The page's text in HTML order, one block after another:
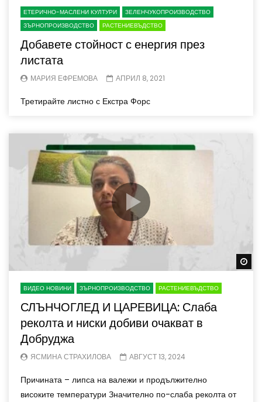
ЕТЕРИЧНО-МАСЛЕНИ КУЛТУРИ
ЗЕЛЕНЧУКОПРОИЗВОДСТВО
ЗЪРНОПРОИЗВОДСТВО
РАСТЕНИЕВЪДСТВО
Добавете стойност с енергия през
листата
МАРИЯ ЕФРЕМОВА АПРИЛ 8, 2021
Третирайте листно с Екстра Форс
ВИДЕО НОВИНИ ЗЪРНОПРОИЗВОДСТВО РАСТЕНИЕВЪДСТВО
СЛЪНЧОГЛЕД И ЦАРЕВИЦА: Слаба
реколта и ниски добиви очакват в
Добруджа
ЯСМИНА СТРАХИЛОВА АВГУСТ 13, 2024
Причината – липса на валежи и продължително
високите температури Значително по-слаба реколта от